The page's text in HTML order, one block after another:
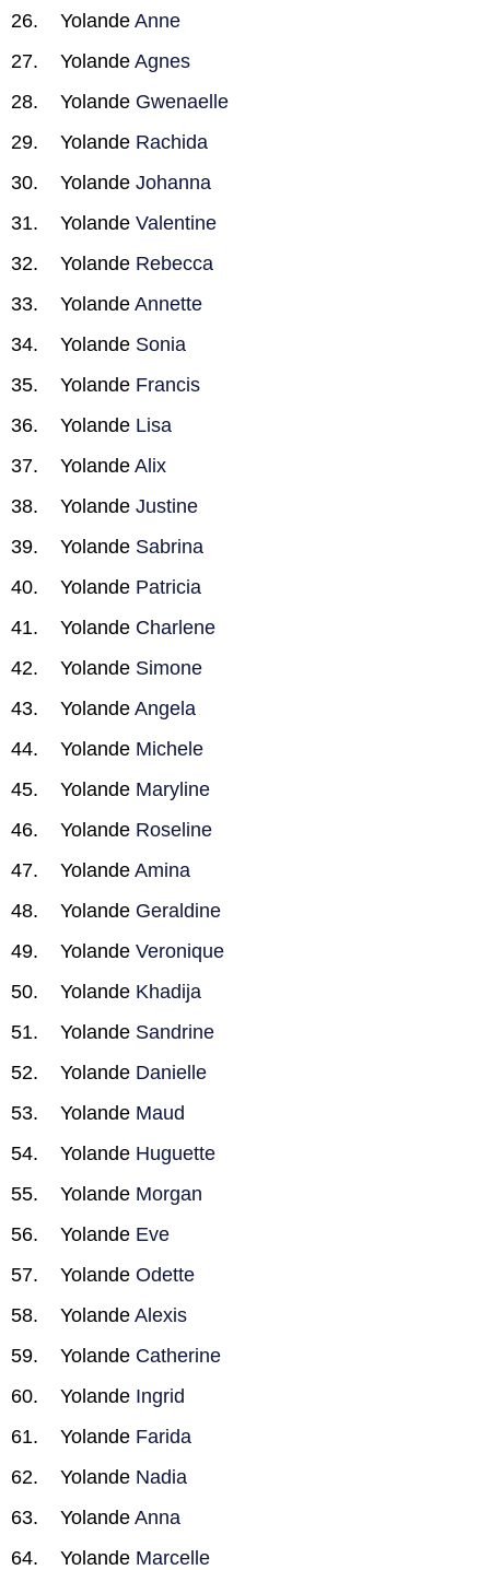
Yolande Anne
Yolande Agnes
Yolande Gwenaelle
Yolande Rachida
Yolande Johanna
Yolande Valentine
Yolande Rebecca
Yolande Annette
Yolande Sonia
Yolande Francis
Yolande Lisa
Yolande Alix
Yolande Justine
Yolande Sabrina
Yolande Patricia
Yolande Charlene
Yolande Simone
Yolande Angela
Yolande Michele
Yolande Maryline
Yolande Roseline
Yolande Amina
Yolande Geraldine
Yolande Veronique
Yolande Khadija
Yolande Sandrine
Yolande Danielle
Yolande Maud
Yolande Huguette
Yolande Morgan
Yolande Eve
Yolande Odette
Yolande Alexis
Yolande Catherine
Yolande Ingrid
Yolande Farida
Yolande Nadia
Yolande Anna
Yolande Marcelle